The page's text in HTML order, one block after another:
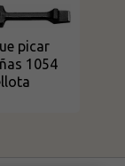
picar
1054